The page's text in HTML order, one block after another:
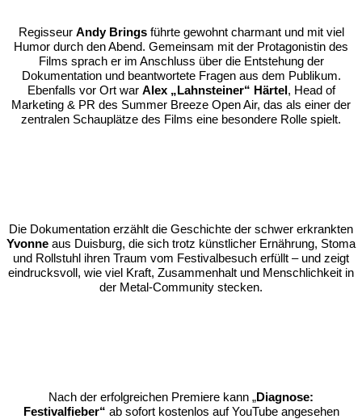
Regisseur Andy Bringsführte gewohnt charmant und mit viel
Humor durch den Abend. Gemeinsam mit der Protagonistin des
Films sprach er im Anschluss über die Entstehung der
Dokumentation und beantwortete Fragen aus dem Publikum.
Ebenfalls vor Ort war Alex „Lahnsteiner“ Härtel , Head of
Marketing & PR des Summer Breeze Open Air, das als einer der
zentralen Schauplätze des Films eine besondere Rolle spielt.
Die Dokumentation erzählt die Geschichte der schwer erkrankten
Yvonne aus Duisburg, die sich trotz künstlicher Ernährung, Stoma
und Rollstuhl ihren Traum vom Festivalbesuch erfüllt – und zeigt
eindrucksvoll, wie viel Kraft, Zusammenhalt und Menschlichkeit in
der Metal-Community stecken.
Nach der erfolgreichen Premiere kann „Diagnose:
Festivalfieber“ ab sofort kostenlos auf YouTube angesehen